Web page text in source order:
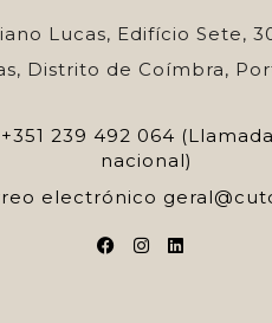
Lucas, Edifício Sete,
Distrito de Coímbra,
+351 239 492 064
nacional)
electrónico